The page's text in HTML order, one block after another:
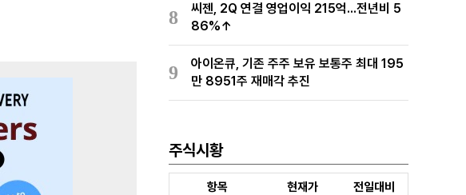
8
씨젠, 2Q 연결 영업이익 215억...전년비 5
86%↑
9
아이온큐, 기존 주주 보유 보통주 최대 195
만 8951주 재매각 추진
주식시황
항목 현재가
전일대비